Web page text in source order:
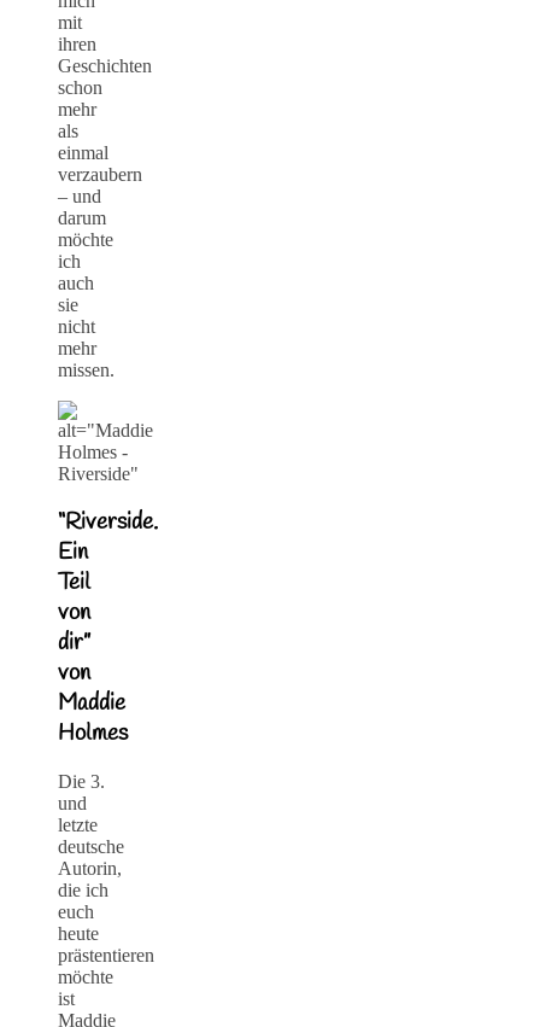
mit
ihren
Geschichten
schon
mehr
als
einmal
verzaubern
– und
darum
möchte
ich
auch
sie
nicht
mehr
missen.
“Riverside.
Ein
Teil
von
dir”
von
Maddie
Holmes
Die 3.
und
letzte
deutsche
Autorin,
die ich
euch
heute
prästentieren
möchte
ist
Maddie